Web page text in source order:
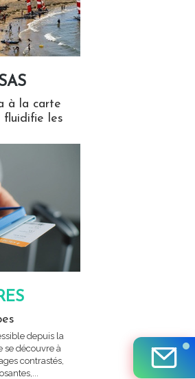
à la carte
fluidifie les
depuis la
se découvre à
contrastés,